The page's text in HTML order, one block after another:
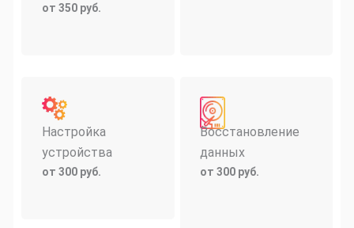
от 350 руб.
Настройка
устройства
от 300 руб.
Восстановление
данных
от 300 руб.